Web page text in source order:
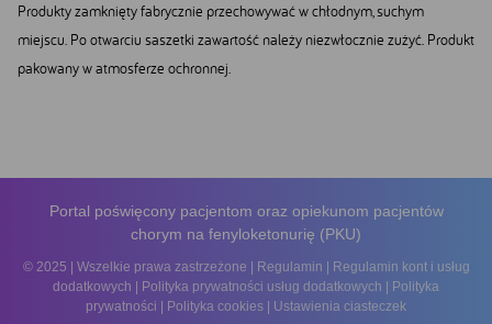
Produkty zamknięty fabrycznie przechowywać w chłodnym, suchym
miejscu. Po otwarciu saszetki zawartość należy niezwłocznie zużyć. Produkt
pakowany w atmosferze ochronnej.
Portal poświęcony pacjentom oraz opiekunom pacjentów
chorym na fenyloketonurię (PKU)
© 2025 | Wszelkie prawa zastrzeżone | Regulamin
Regulamin kont i usług
dodatkowych
Polityka prywatności usług dodatkowych
Polityka
prywatności
Polityka cookies Ustawienia ciasteczek
Google
Facebook